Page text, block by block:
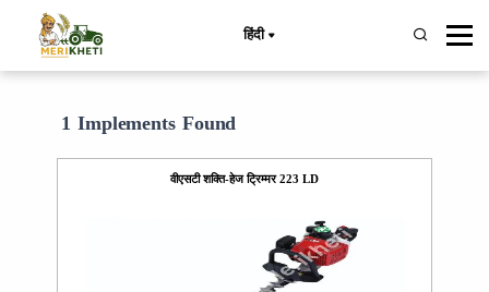
हिंदी
1 Implements Found
वीएसटी शक्ति-हेज ट्रिम्मर 223 LD